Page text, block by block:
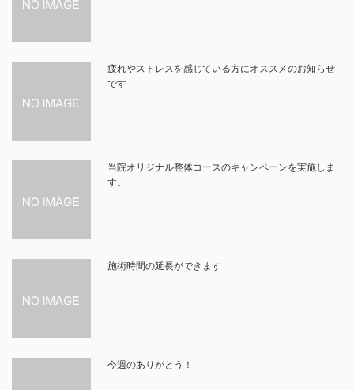
疲れやストレスを感じている方にオススメのお知らせ
です
当院オリジナル整体コースのキャンペーンを実施しま
す。
施術時間の延長ができます
今週のありがとう！